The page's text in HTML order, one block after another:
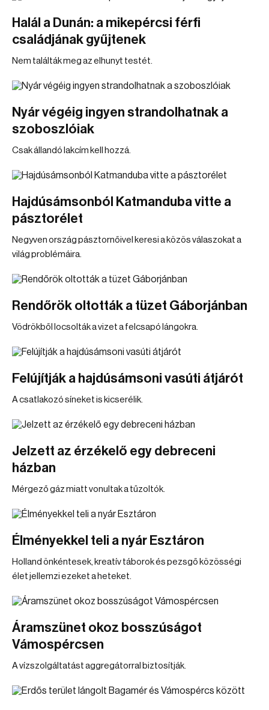
Halál a Dunán: a mikepércsi férfi
családjának gyűjtenek
Nem találták meg az elhunyt testét.
Nyár végéig ingyen strandolhatnak a
szoboszlóiak
Csak állandó lakcím kell hozzá.
Hajdúsámsonból Katmanduba vitte a
pásztorélet
Negyven ország pásztornőivel keresi a közös válaszokat a
világ problémáira.
Rendőrök oltották a tüzet Gáborjánban
Vödrökből locsolták a vizet a felcsapó lángokra.
Felújítják a hajdúsámsoni vasúti átjárót
A csatlakozó síneket is kicserélik.
Jelzett az érzékelő egy debreceni
házban
Mérgező gáz miatt vonultak a tűzoltók.
Élményekkel teli a nyár Esztáron
Holland önkéntesek, kreatív táborok és pezsgő közösségi
élet jellemzi ezeket a heteket.
Áramszünet okoz bosszúságot
Vámospércsen
A vízszolgáltatást aggregátorral biztosítják.